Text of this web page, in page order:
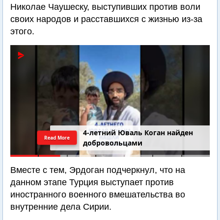
Николае Чаушеску, выступивших против воли
своих народов и расставшихся с жизнью из-за
этого.
4-летний Юваль Коган найден
добровольцами
Read More
Вместе с тем, Эрдоган подчеркнул, что на
данном этапе Турция выступает против
иностранного военного вмешательства во
внутренние дела Сирии.